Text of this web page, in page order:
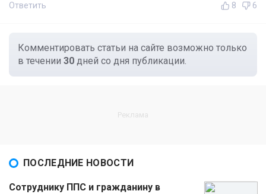
Ответить 8 6
Комментировать статьи на сайте возможно только
в течении 30 дней со дня публикации.
ПОСЛЕДНИЕ НОВОСТИ
Сотруднику ППС и гражданину в